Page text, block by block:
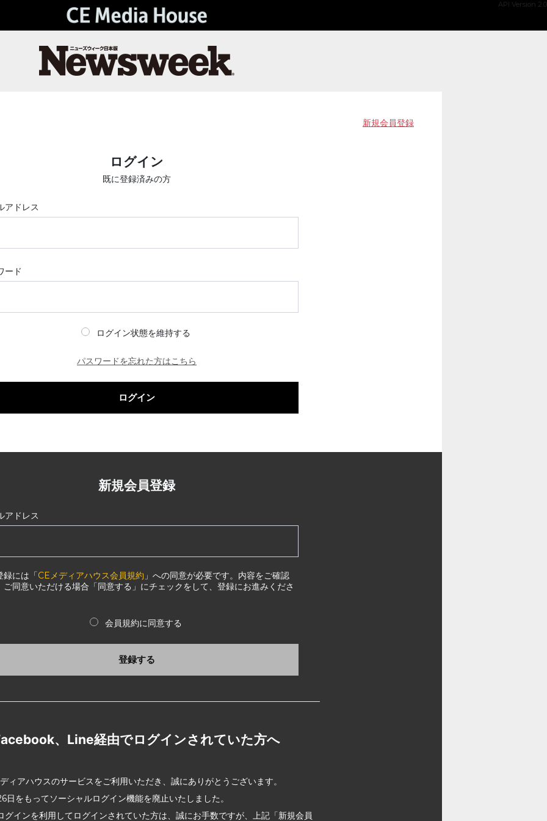
API Version 2.0
新規会員登録
ログイン
既に登録済みの方
アドレス
ード
ログイン状態を維持する
パスワードを忘れた方はこちら
ログイン
新規会員登録
アドレス
録には「CEメディアハウス会員規約 」への同意が必要です。内容をご確認
ご同意いただける場合「同意する」にチェックをして、登録にお進みくださ
会員規約に同意する
登録する
、Line経由でログインされていた方へ
ィアハウスのサービスをご利用いただき、誠にありがとうございます。
日をもってソーシャルログイン機能を廃止いたしました。
グインを利用してログインされていた方は、誠にお手数ですが、上記「新規会員